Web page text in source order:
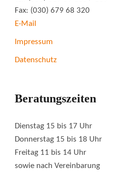
Fax: (030) 679 68 320
E-Mail
Impressum
Datenschutz
Beratungszeiten
Dienstag 15 bis 17 Uhr
Donnerstag 15 bis 18 Uhr
Freitag 11 bis 14 Uhr
sowie nach Vereinbarung